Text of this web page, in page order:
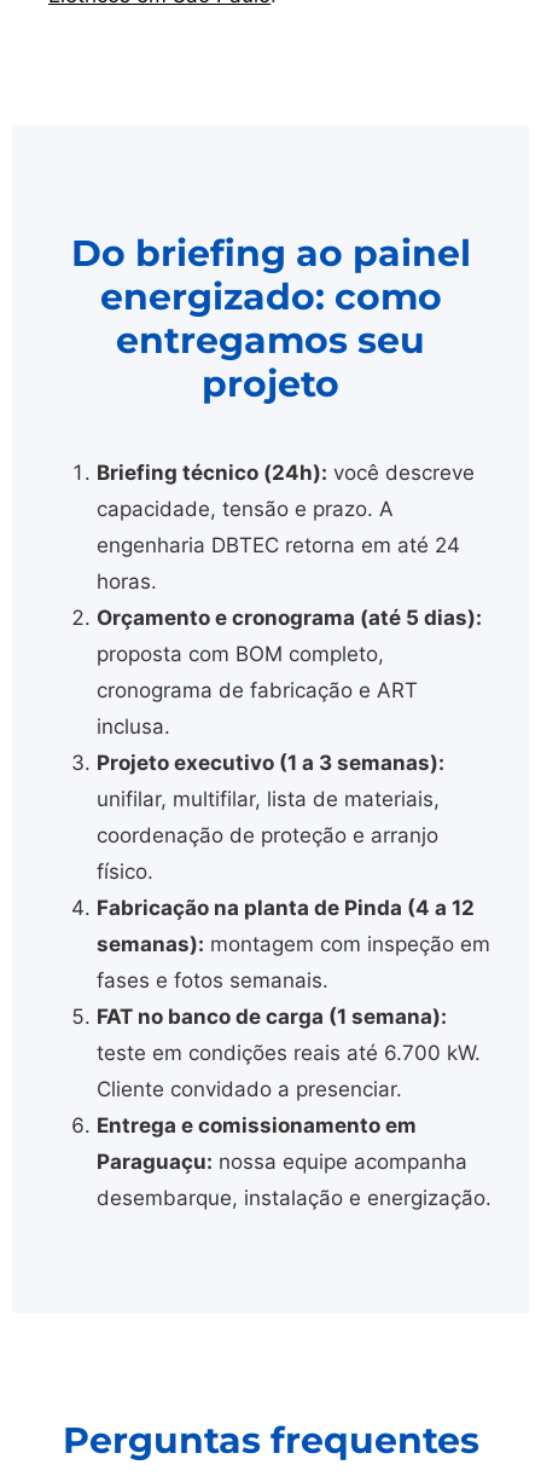
Do briefing ao painel
energizado: como
entregamos seu
projeto
Briefing técnico (24h): você descreve
capacidade, tensão e prazo. A
engenharia DBTEC retorna em até 24
horas.
Orçamento e cronograma (até 5 dias):
proposta com BOM completo,
cronograma de fabricação e ART
inclusa.
Projeto executivo (1 a 3 semanas):
unifilar, multifilar, lista de materiais,
coordenação de proteção e arranjo
físico.
Fabricação na planta de Pinda (4 a 12
semanas): montagem com inspeção em
fases e fotos semanais.
FAT no banco de carga (1 semana):
teste em condições reais até 6.700 kW.
Cliente convidado a presenciar.
Entrega e comissionamento em
Paraguaçu: nossa equipe acompanha
desembarque, instalação e energização.
Perguntas frequentes